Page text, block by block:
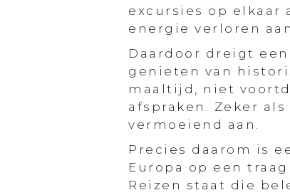
excursies op elkaar
energie verloren
Daardoor dreigt
genieten van
maaltijd, niet
afspraken. Zeker
vermoeiend aan.
Precies daarom is
Europa op een
Reizen staat die